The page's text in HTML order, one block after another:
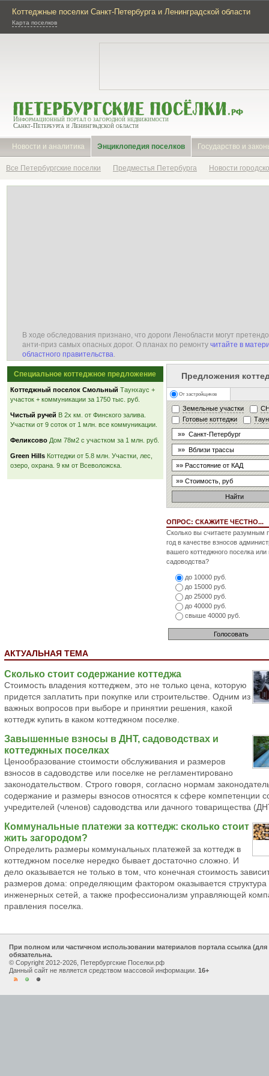
Коттеджные поселки Санкт-Петербурга и Ленинградской области
Карта поселков
Информационный портал о загородной недвижимости
Санкт-Петербурга и Ленинградской области
Новости и аналитика Энциклопедия поселков Государство и
Все Петербургские поселки Предместья Петербурга Новости
В ходе обследования признано, что дороги Ленобласти могут
анти-приз самых опасных дорог. О планах по ремонту читайте в
областного правительства.
Специальное коттеджное предложение
Коттеджный поселок Смольный Таунхаус +
участок + коммуникации за 1750 тыс. руб.
Чистый ручей В 2х км. от Финского залива.
Участки от 9 соток от 1 млн. все коммуникации.
Феликсово Дом 78м2 с участком за 1 млн. руб.
Green Hills Коттеджи от 5.8 млн. Участки, лес,
озеро, охрана. 9 км от Всеволожска.
Предложения
От застройщиков
Земельные участки
Готовые коттеджи
ОПРОС: СКАЖИТЕ ЧЕСТНО...
Сколько вы считаете разумным
год в качестве взносов
вашего коттеджного поселка или
садоводства?
до 10000 руб.
до 15000 руб.
до 25000 руб.
до 40000 руб.
свыше 40000 руб.
АКТУАЛЬНАЯ ТЕМА
Сколько стоит содержание коттеджа
Стоимость владения коттеджем, это не только цена, которую
придется заплатить при покупке или строительстве. Одним из
важных вопросов при выборе и принятии решения, какой
коттедж купить в каком коттеджном поселке.
Завышенные взносы в ДНТ, садоводствах и
коттеджных поселках
Ценообразование стоимости обслуживания и размеров
взносов в садоводстве или поселке не регламентировано
законодательством. Строго говоря, согласно нормам
содержание и размеры взносов относятся к сфере компетенции
учредителей (членов) садоводства или дачного товарищества
Коммунальные платежи за коттедж: сколько стоит
жить загородом?
Определить размеры коммунальных платежей за коттедж в
коттеджном поселке нередко бывает достаточно сложно. И
дело оказывается не только в том, что конечная стоимость
размеров дома: определяющим фактором оказывается структура
инженерных сетей, а также профессионализм управляющей
правления поселка.
При полном или частичном использовании материалов портала ссылка
обязательна.
© Copyright 2012-2026, Петербургские Поселки.рф
Данный сайт не является средством массовой информации. 16+